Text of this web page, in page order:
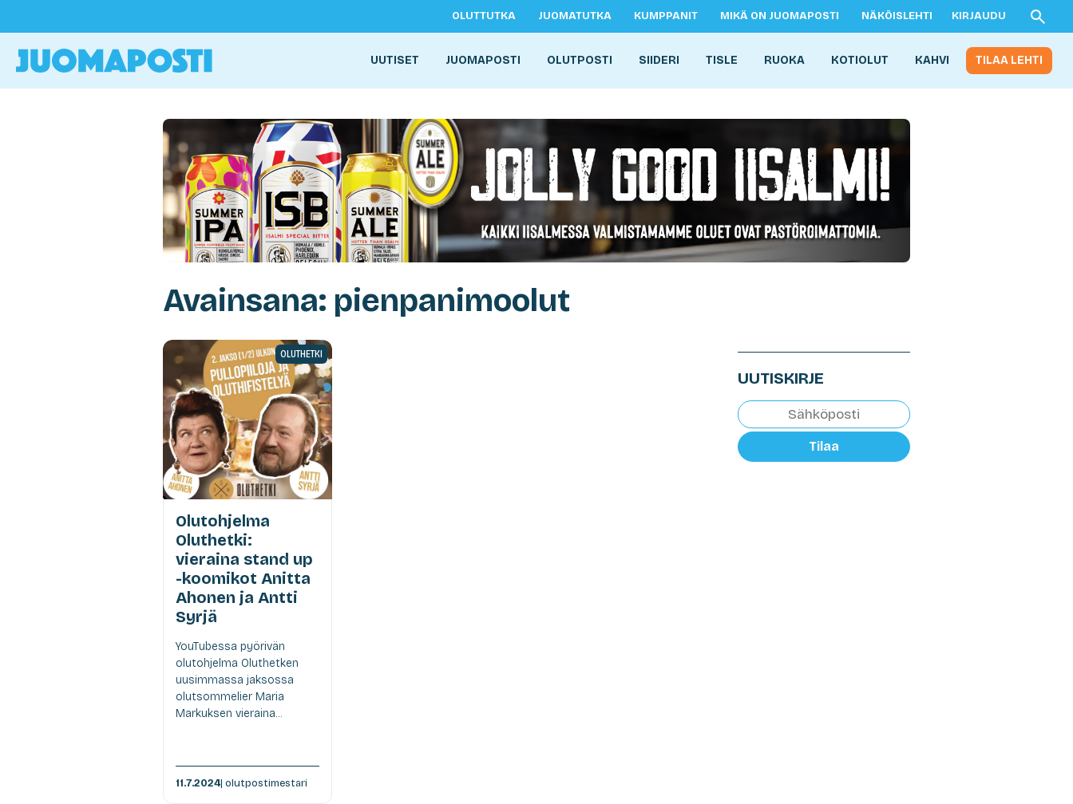
OLUTTUTKA JUOMATUTKA KUMPPANIT MIKÄ ON JUOMAPOSTI NÄKÖISLEHTI KIRJAUDU
UUTISET JUOMAPOSTI OLUTPOSTI SIIDERI TISLE RUOKA KOTIOLUT KAHVI TILAA LEHTI
Avainsana: pienpanimoolut
OLUTHETKI
Olutohjelma
Oluthetki:
vieraina stand up
-koomikot Anitta
Ahonen ja Antti
Syrjä
YouTubessa pyörivän
olutohjelma Oluthetken
uusimmassa jaksossa
olutsommelier Maria
Markuksen vieraina...
11.7.2024| olutpostimestari
UUTISKIRJE
Tilaa